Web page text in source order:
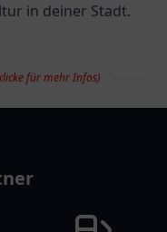
in deiner Stadt.
für mehr Infos)